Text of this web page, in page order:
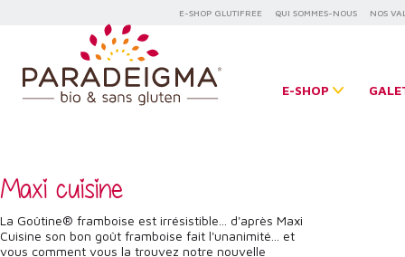
E-SHOP GLUTIFREE QUI SOMMES-NOUS NOS
E-SHOP
Maxi cuisine
La Goûtine® framboise est irrésistible... d'après Maxi
Cuisine son bon goût framboise fait l'unanimité... et
vous comment vous la trouvez notre nouvelle